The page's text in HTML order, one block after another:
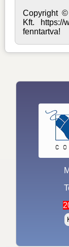
Copyright ©
Kft. https://
fenntartva!